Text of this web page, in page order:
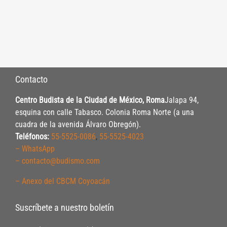
Contacto
Centro Budista de la Ciudad de México, RomaJalapa 94,
esquina con calle Tabasco. Colonia Roma Norte (a una
cuadra de la avenida Álvaro Obregón).
Teléfonos: 55-5525-0086, 55-5525-4023
– WhatsApp
– contacto@budismo.com
– Anexo del CBCM Coyoacán
Suscríbete a nuestro boletín